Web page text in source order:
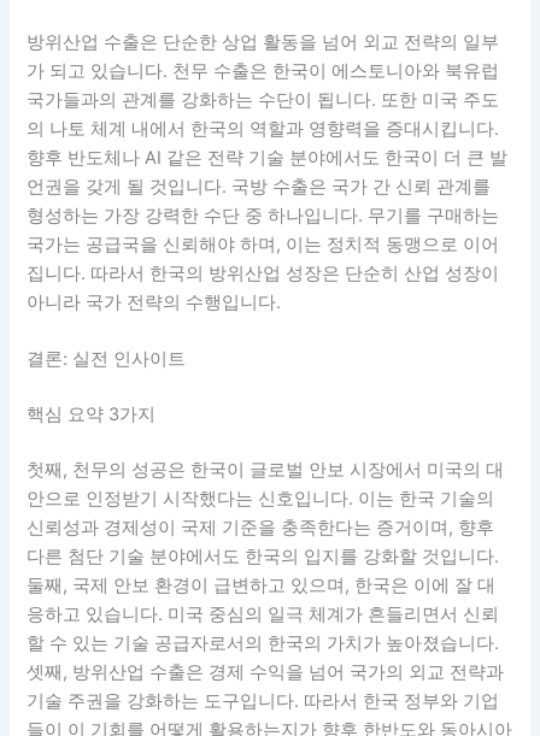
방위산업 수출은 단순한 상업 활동을 넘어 외교 전략의 일부
가 되고 있습니다. 천무 수출은 한국이 에스토니아와 북유럽
국가들과의 관계를 강화하는 수단이 됩니다. 또한 미국 주도
의 나토 체계 내에서 한국의 역할과 영향력을 증대시킵니다.
향후 반도체나 AI 같은 전략 기술 분야에서도 한국이 더 큰 발
언권을 갖게 될 것입니다. 국방 수출은 국가 간 신뢰 관계를
형성하는 가장 강력한 수단 중 하나입니다. 무기를 구매하는
국가는 공급국을 신뢰해야 하며, 이는 정치적 동맹으로 이어
집니다. 따라서 한국의 방위산업 성장은 단순히 산업 성장이
아니라 국가 전략의 수행입니다.
결론: 실전 인사이트
핵심 요약 3가지
첫째, 천무의 성공은 한국이 글로벌 안보 시장에서 미국의 대
안으로 인정받기 시작했다는 신호입니다. 이는 한국 기술의
신뢰성과 경제성이 국제 기준을 충족한다는 증거이며, 향후
다른 첨단 기술 분야에서도 한국의 입지를 강화할 것입니다.
둘째, 국제 안보 환경이 급변하고 있으며, 한국은 이에 잘 대
응하고 있습니다. 미국 중심의 일극 체계가 흔들리면서 신뢰
할 수 있는 기술 공급자로서의 한국의 가치가 높아졌습니다.
셋째, 방위산업 수출은 경제 수익을 넘어 국가의 외교 전략과
기술 주권을 강화하는 도구입니다. 따라서 한국 정부와 기업
들이 이 기회를 어떻게 활용하는지가 향후 한반도와 동아시아